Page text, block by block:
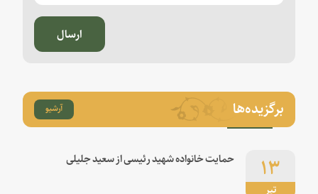
ارسال
برگزیده‌ها آرشیو
تیر
۱۳ حمایت خانواده شهید رئیسی از سعید جلیلی